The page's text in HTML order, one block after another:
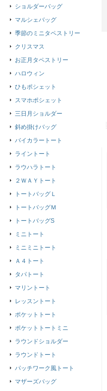
ショルダーバッグ
マルシェバッグ
季節のミニタペストリー
クリスマス
お正月タペストリー
ハロウィン
ひもポシェット
スマホポシェット
三日月ショルダー
斜め掛けバッグ
バイカラートート
ライントート
ラウハラトート
２ＷＡＹトート
トートバッグＬ
トートバッグＭ
トートバッグS
ミニトート
ミニミニトート
Ａ４トート
タパトート
マリントート
レッスントート
ポケットトート
ポケットトートミニ
ラウンドショルダー
ラウンドトート
パッチワーク風トート
マザーズバッグ